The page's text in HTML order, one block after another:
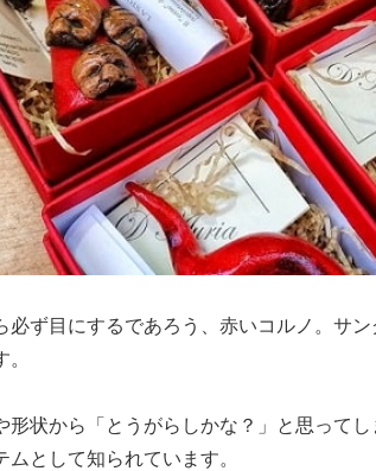
必ず目にするであろう、赤いコルノ。サ
形状から「とうがらしかな？」と思って
として知られています。